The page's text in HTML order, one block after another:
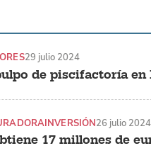
de piscifactoría en
29 julio 2024
17 millones de
INVERSIÓN26 julio 2024